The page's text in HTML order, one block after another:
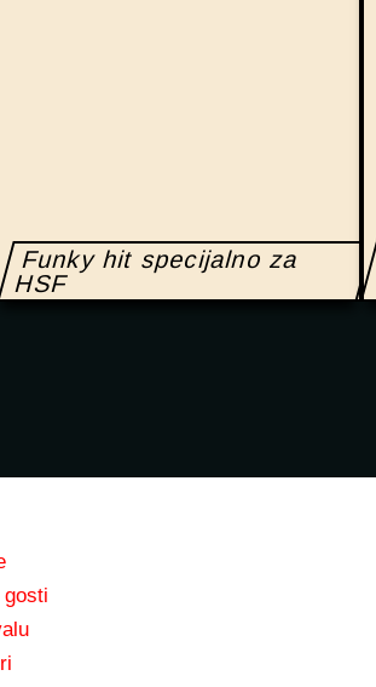
Funky hit specijalno za
HSF
gosti